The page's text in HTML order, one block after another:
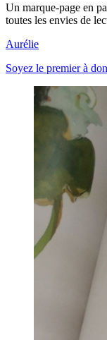
Un marque-page en
toutes les envies de
Aurélie
Soyez le premier à